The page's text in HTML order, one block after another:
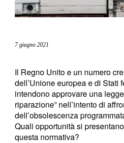
7 giugno 2021
Il Regno Unito e un numero
dell’Unione europea e di Stati
intendono approvare una
riparazione” nell’intento di
dell’obsolescenza
Quali opportunità si
questa normativa?